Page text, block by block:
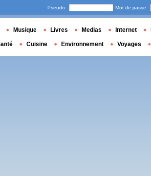
Pseudo Mot de passe
Musique Livres Medias Internet
Cuisine Environnement Voyages